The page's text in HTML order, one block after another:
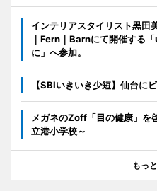
インテリアスタイリスト黒
｜Fern｜Barnにて開催する
に」へ参加。
【SBIいきいき少短】仙台に
メガネのZoff「目の健康」を
立港小学校～
もっ